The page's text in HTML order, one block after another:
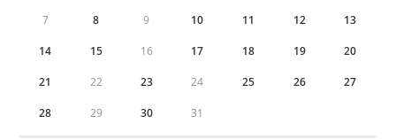
7 8 9 10 11 12 13
14 15 16 17 18 19 20
21 22 23 24 25 26 27
28 29 30 31